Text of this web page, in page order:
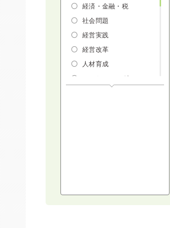
経済・金融・税
社会問題
経営実践
経営改革
人材育成
マーケティング
スポーツ